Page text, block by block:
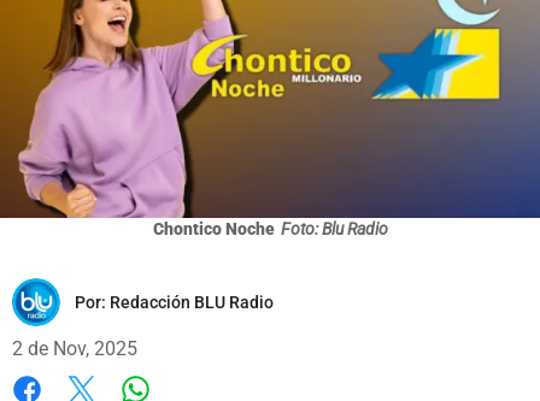
Chontico Noche Foto: Blu Radio
Por: Redacción BLU Radio
2 de Nov, 2025